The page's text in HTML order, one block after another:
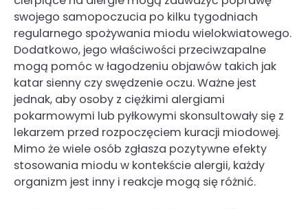
swojego samopoczucia po kilku tygodniach
regularnego spożywania miodu wielokwiatowego.
Dodatkowo, jego właściwości przeciwzapalne
mogą pomóc w łagodzeniu objawów takich jak
katar sienny czy swędzenie oczu. Ważne jest
jednak, aby osoby z ciężkimi alergiami
pokarmowymi lub pyłkowymi skonsultowały się z
lekarzem przed rozpoczęciem kuracji miodowej.
Mimo że wiele osób zgłasza pozytywne efekty
stosowania miodu w kontekście alergii, każdy
organizm jest inny i reakcje mogą się różnić.